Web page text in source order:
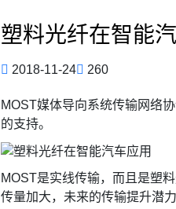
塑料光纤在智能
2018-11-24 260
MOST媒体导向系统传输网络
的支持。
MOST是实线传输，而且是塑
传量加大，未来的传输提升潜